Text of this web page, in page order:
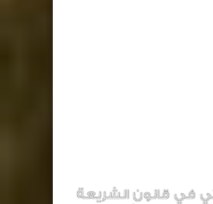
في قانون الشريعة